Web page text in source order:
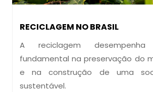
RECICLAGEM NO BRASIL
A reciclagem
fundamental na preservação do
e na construção de uma
sustentável.